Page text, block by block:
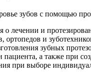
зубов с помощью
о лечении и
ортопедов и
зубных
а также при
при выборе